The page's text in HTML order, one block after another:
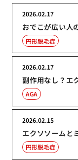
おでこが広い人
2026.02.17
円形脱毛症
副作用なし？エ
2026.02.17
AGA
エクソソームと
2026.02.15
円形脱毛症